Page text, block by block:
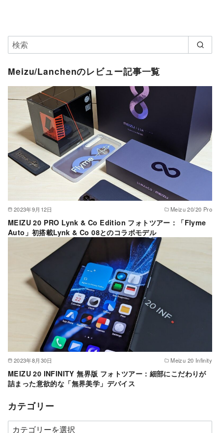
Meizu/Lanchenのレビュー記事一覧
2023年9月12日 Meizu 20/20 Pro
MEIZU 20 PRO Lynk & Co Edition フォトツアー：「Flyme
Auto」初搭載Lynk & Co 08とのコラボモデル
2023年8月30日 Meizu 20 Infinity
MEIZU 20 INFINITY 無界版 フォトツアー：細部にこだわりが
詰まった意欲的な「無界美学」デバイス
カテゴリー
カ